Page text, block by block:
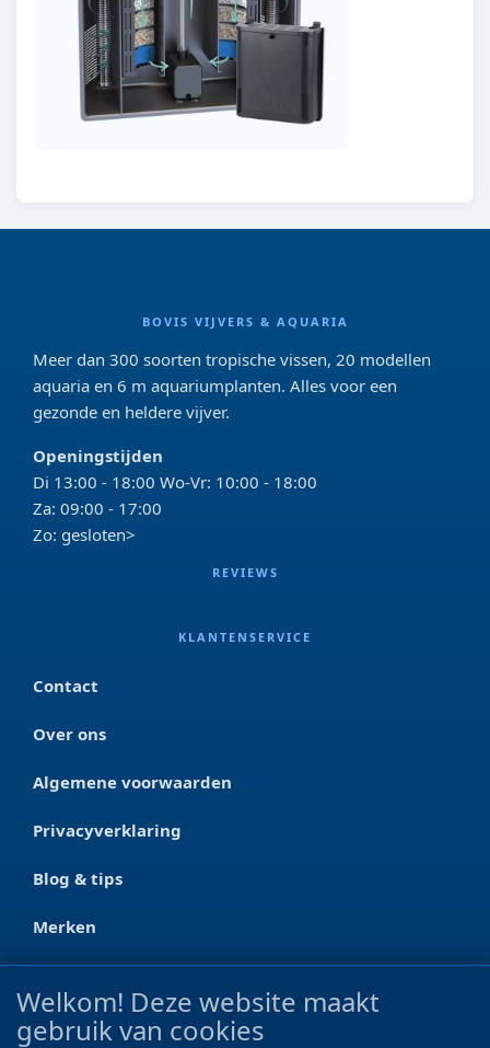
BOVIS VIJVERS & AQUARIA
Meer dan 300 soorten tropische vissen, 20 modellen
aquaria en 6 m aquariumplanten. Alles voor een
gezonde en heldere vijver.
Openingstijden
Di 13:00 - 18:00 Wo-Vr: 10:00 - 18:00
Za: 09:00 - 17:00
Zo: gesloten>
REVIEWS
KLANTENSERVICE
Contact
Over ons
Algemene voorwaarden
Privacyverklaring
Blog & tips
Merken
CONTACT
Ootmarsumseweg 125a
Welkom! Deze website maakt
gebruik van cookies